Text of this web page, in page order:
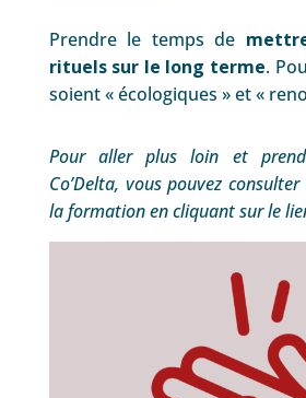
Prendre le temps de
rituels sur le long terme.
soient « écologiques » et «
Pour aller plus loin et
Co’Delta, vous pouvez
la formation en cliquant sur le